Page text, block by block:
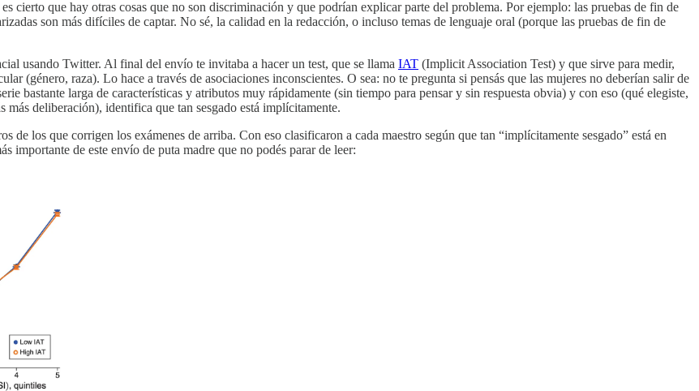
cierto que hay otras cosas que no son discriminación y que podrían explicar parte del problema. Por ejemplo: las pruebas de fin de
son más difíciles de captar. No sé, la calidad en la redacción, o incluso temas de lenguaje oral (porque las pruebas de fin de
usando Twitter. Al final del envío te invitaba a hacer un test, que se llama IAT (Implicit Association Test) y que sirve para medir,
(género, raza). Lo hace a través de asociaciones inconscientes. O sea: no te pregunta si pensás que las mujeres no deberían salir de
bastante larga de características y atributos muy rápidamente (sin tiempo para pensar y sin respuesta obvia) y con eso (qué elegiste,
más deliberación), identifica que tan sesgado está implícitamente.
de los que corrigen los exámenes de arriba. Con eso clasificaron a cada maestro según que tan “implícitamente sesgado” está en
importante de este envío de puta madre que no podés parar de leer: